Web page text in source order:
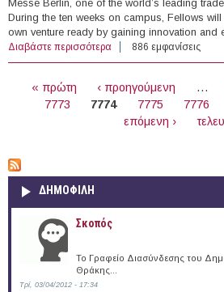
Messe Berlin, one of the world’s leading
During the ten weeks on campus, Fellows
own venture ready by gaining innovation and
Διαβάστε περισσότερα για DO School
Entrepreneurs, Germany
886 εμφανίσεις
« πρώτη ‹ προηγούμενη …
7773
7774 7775 7776
επόμενη ›
ΔΗΜΟΦΙΛΗ
Σκοπός
Το Γραφείο Διασύνδεσης του
Θράκης...
Τρί, 03/04/2012 - 17:34